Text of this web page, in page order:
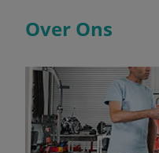
Over Ons